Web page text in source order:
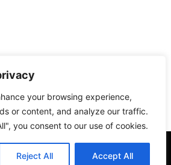
your browsing experience,
or content, and analyze our traffic.
you consent to our use of cookies.
Reject All Accept All